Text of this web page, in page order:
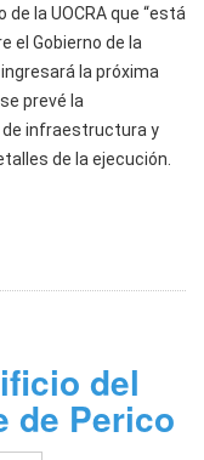
la UOCRA que “está
el Gobierno de la
la próxima
prevé la
infraestructura y
de la ejecución.
del
de Perico